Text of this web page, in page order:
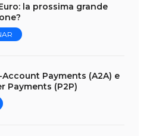
la prossima grande
Payments (A2A) e
Payments (P2P)